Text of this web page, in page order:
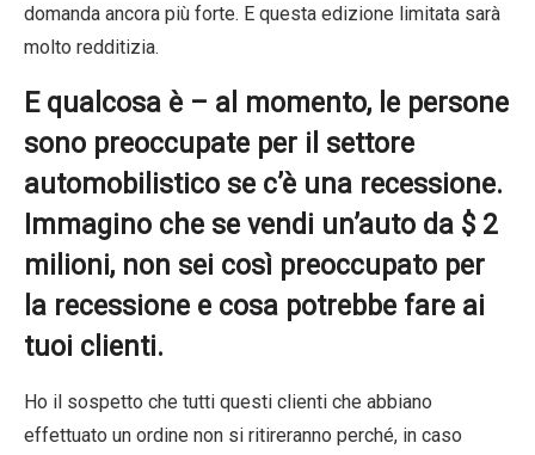
domanda ancora più forte. E questa edizione limitata sarà
molto redditizia.
E qualcosa è – al momento, le persone
sono preoccupate per il settore
automobilistico se c’è una recessione.
Immagino che se vendi un’auto da $ 2
milioni, non sei così preoccupato per
la recessione e cosa potrebbe fare ai
tuoi clienti.
Ho il sospetto che tutti questi clienti che abbiano
effettuato un ordine non si ritireranno perché, in caso